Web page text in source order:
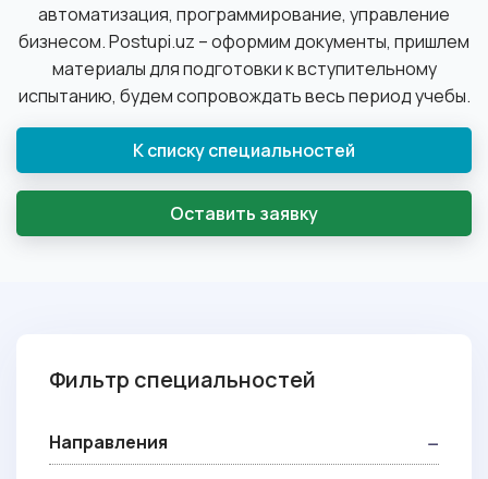
автоматизация, программирование, управление
бизнесом. Postupi.uz – оформим документы, пришлем
материалы для подготовки к вступительному
испытанию, будем сопровождать весь период учебы.
К списку специальностей
Оставить заявку
Фильтр специальностей
Направления